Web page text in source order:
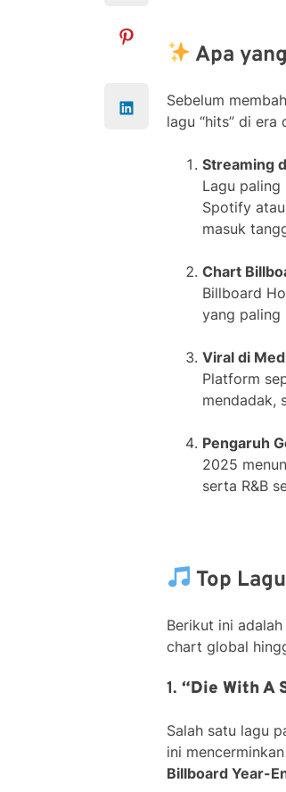
Apa
Sebelum
lagu “hits” di era
Streaming
Lagu
Spotify
masuk
Chart
Billboard
yang paling
Viral di
Platform
mendadak,
Pengaruh
2025
serta R&B
Top
Berikut ini adalah
chart global
1. “Die With A
Salah satu lagu
ini
Billboard Year-